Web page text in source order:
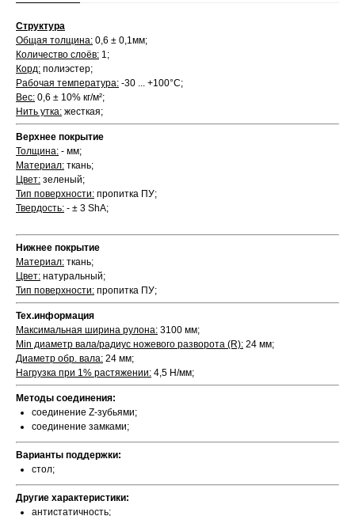
Структура
Общая толщина: 0,6 ± 0,1мм;
Количество слоёв: 1;
Корд: полиэстер;
Рабочая температура: -30 ... +100°С;
Вес: 0,6 ± 10% кг/м²;
Нить утка: жесткая;
Верхнее покрытие
Толщина: - мм;
Материал: ткань;
Цвет: зеленый;
Тип поверхности: пропитка ПУ;
Твердость: - ± 3 ShA;
Нижнее покрытие
Материал: ткань;
Цвет: натуральный;
Тип поверхности: пропитка ПУ;
Тех.информация
Максимальная ширина рулона: 3100 мм;
Min диаметр вала/радиус ножевого разворота (R): 24 мм;
Диаметр обр. вала: 24 мм;
Нагрузка при 1% растяжении: 4,5 Н/мм;
Методы соединения:
соединение Z-зубьями;
соединение замками;
Варианты поддержки:
стол;
Другие характеристики:
антистатичность;